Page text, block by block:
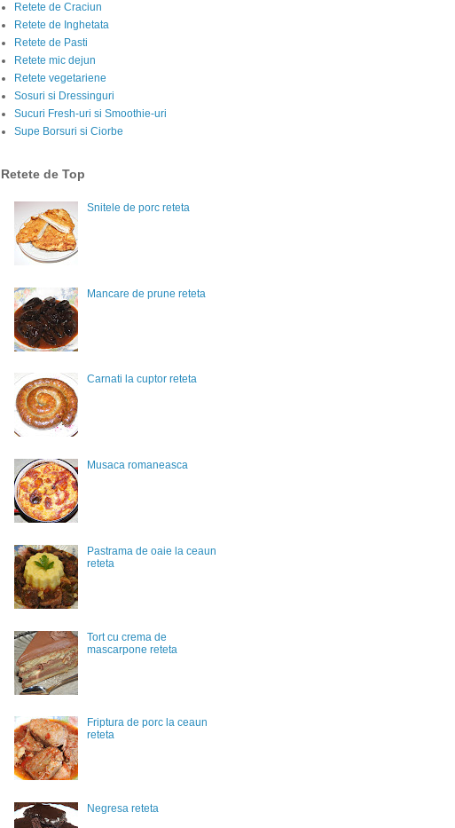
Retete de Craciun
Retete de Inghetata
Retete de Pasti
Retete mic dejun
Retete vegetariene
Sosuri si Dressinguri
Sucuri Fresh-uri si Smoothie-uri
Supe Borsuri si Ciorbe
Retete de Top
Snitele de porc reteta
Mancare de prune reteta
Carnati la cuptor reteta
Musaca romaneasca
Pastrama de oaie la ceaun
reteta
Tort cu crema de
mascarpone reteta
Friptura de porc la ceaun
reteta
Negresa reteta